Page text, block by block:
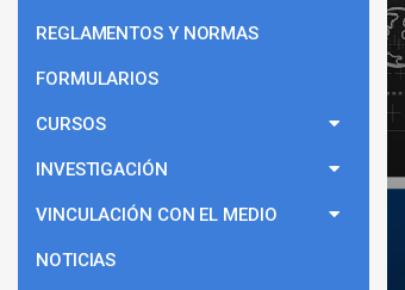
REGLAMENTOS Y NORMAS
FORMULARIOS
CURSOS
INVESTIGACIÓN
VINCULACIÓN CON EL MEDIO
NOTICIAS